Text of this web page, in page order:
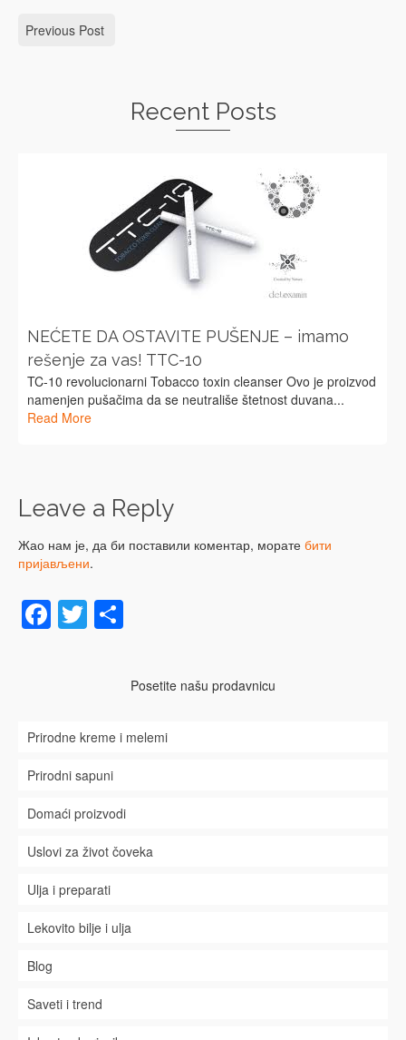
Previous Post
Recent Posts
NEĆETE DA OSTAVITE PUŠENJE – imamo
rešenje za vas! TTC-10
TC-10 revolucionarni Tobacco toxin cleanser Ovo je proizvod
namenjen pušačima da se neutrališe štetnost duvana...
Read More
Leave a Reply
Жао нам је, да би поставили коментар, морате бити
пријављени.
Facebook
Twitter
Posetite našu prodavnicu
Prirodne kreme i melemi
Prirodni sapuni
Domaći proizvodi
Uslovi za život čoveka
Ulja i preparati
Lekovito bilje i ulja
Blog
Saveti i trend